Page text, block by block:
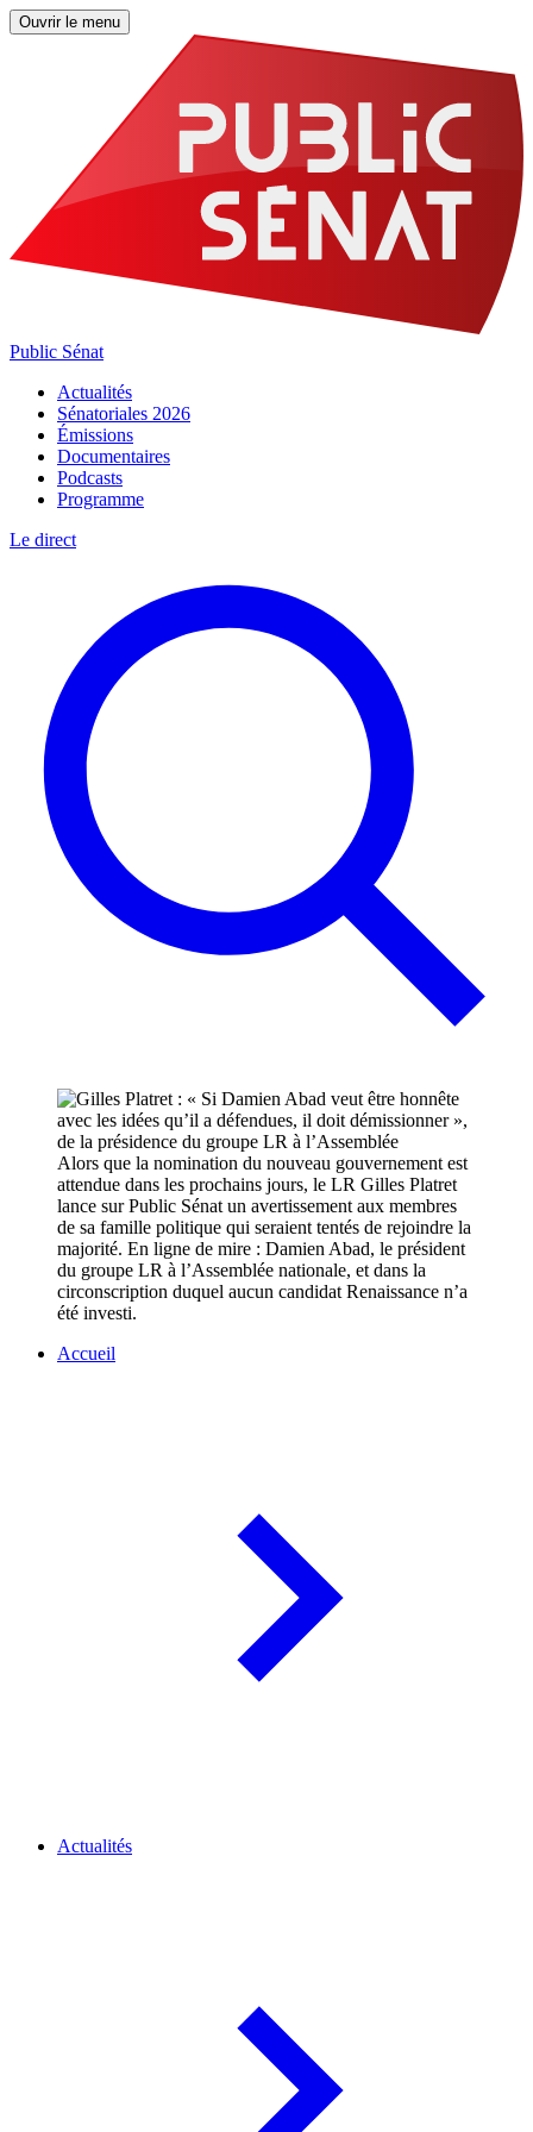
Ouvrir le menu
Public Sénat
Actualités
Sénatoriales 2026
Émissions
Documentaires
Podcasts
Programme
Le direct
Alors que la nomination du nouveau gouvernement est
attendue dans les prochains jours, le LR Gilles Platret
lance sur Public Sénat un avertissement aux membres
de sa famille politique qui seraient tentés de rejoindre la
majorité. En ligne de mire : Damien Abad, le président
du groupe LR à l’Assemblée nationale, et dans la
circonscription duquel aucun candidat Renaissance n’a
été investi.
Accueil
Actualités